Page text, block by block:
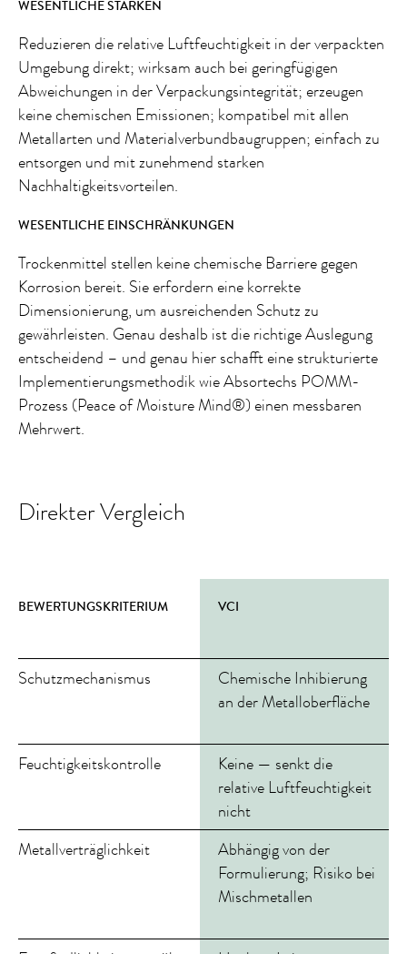
WESENTLICHE STÄRKEN
Reduzieren die relative Luftfeuchtigkeit in der verpackten
Umgebung direkt; wirksam auch bei geringfügigen
Abweichungen in der Verpackungsintegrität; erzeugen
keine chemischen Emissionen; kompatibel mit allen
Metallarten und Materialverbundbaugruppen; einfach zu
entsorgen und mit zunehmend starken
Nachhaltigkeitsvorteilen.
WESENTLICHE EINSCHRÄNKUNGEN
Trockenmittel stellen keine chemische Barriere gegen
Korrosion bereit. Sie erfordern eine korrekte
Dimensionierung, um ausreichenden Schutz zu
gewährleisten. Genau deshalb ist die richtige Auslegung
entscheidend – und genau hier schafft eine strukturierte
Implementierungsmethodik wie Absortechs POMM-
Prozess (Peace of Moisture Mind®) einen messbaren
Mehrwert.
Direkter Vergleich
BEWERTUNGSKRITERIUM VCI
Schutzmechanismus
Chemische Inhibierung
an der Metalloberfläche
Feuchtigkeitskontrolle
Keine — senkt die
relative Luftfeuchtigkeit
nicht
Metallverträglichkeit
Abhängig von der
Formulierung; Risiko bei
Mischmetallen